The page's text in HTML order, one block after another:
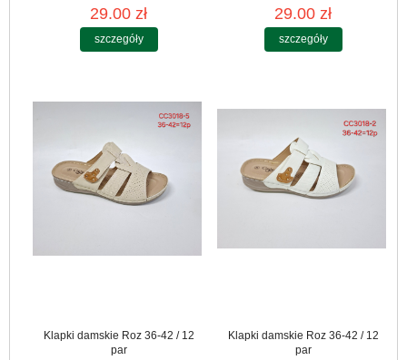
29.00 zł
szczegóły
29.00 zł
szczegóły
Klapki damskie Roz 36-42 / 12
par
Klapki damskie Roz 36-42 / 12
par